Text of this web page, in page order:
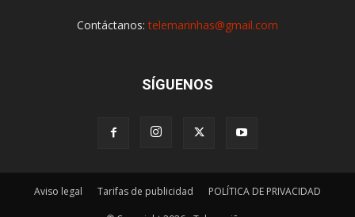
Contáctanos:telemarinhas@gmail.com
SÍGUENOS
Aviso legal Tarifas de publicidad POLÍTICA DE PRIVACIDAD